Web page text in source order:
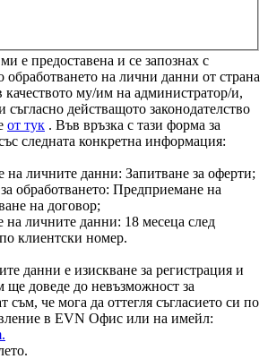
е предоставена и се запознах с
на лични данни от страна
качеството му/им на администратор/и,
съгласно действащото законодателство
от тук . Във връзка с тази форма за
следната конкретна информация:
на личните данни: Запитване за оферти;
обработването: Предприемане на
на договор;
на личните данни: 18 месеца след
клиентски номер.
данни е изискване за регистрация и
ще доведе до невъзможност за
съм, че мога да оттегля съгласието си по
в EVN Офис или на имейл:
.